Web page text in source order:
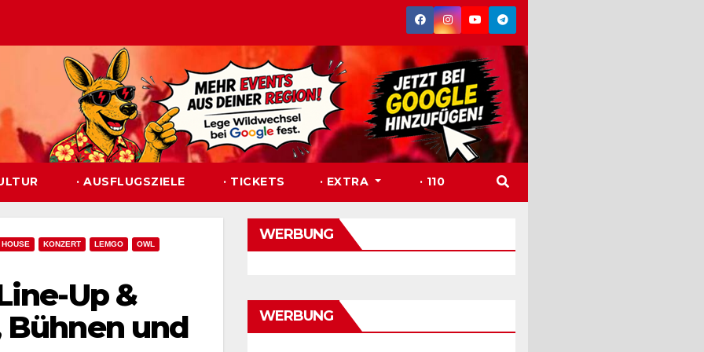
· AUSFLUGSZIELE · TICKETS · EXTRA · 110
HOUSE KONZERT LEMGO OWL
Up &
Bühnen und
WERBUNG
WERBUNG